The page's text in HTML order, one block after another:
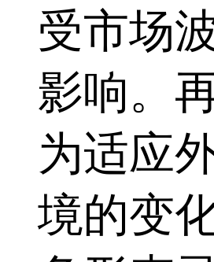
受市场
影响。
为适应
境的变